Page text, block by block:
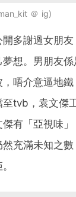
＠ ig
多謝過女朋
想。男朋友
唔介意逼地
tvb，袁文傑
有「亞視味
充滿未知之